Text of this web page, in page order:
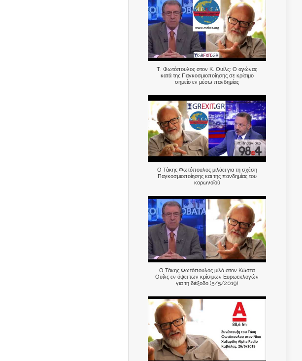
Τ. Φωτόπουλος στον Κ. Ουίλς: Ο αγώνας
κατά της Παγκοσμιοποίησης σε κρίσιμο
σημείο εν μέσω πανδημίας
Ο Τάκης Φωτόπουλος μιλάει για τη σχέση
Παγκοσμιοποίησης και της πανδημίας του
κορωνοϊού
Ο Τάκης Φωτόπουλος μιλά στον Κώστα
Ουίλς εν όψει των κρίσιμων Ευρωεκλογών
για τη διέξοδο (5/5/2019)